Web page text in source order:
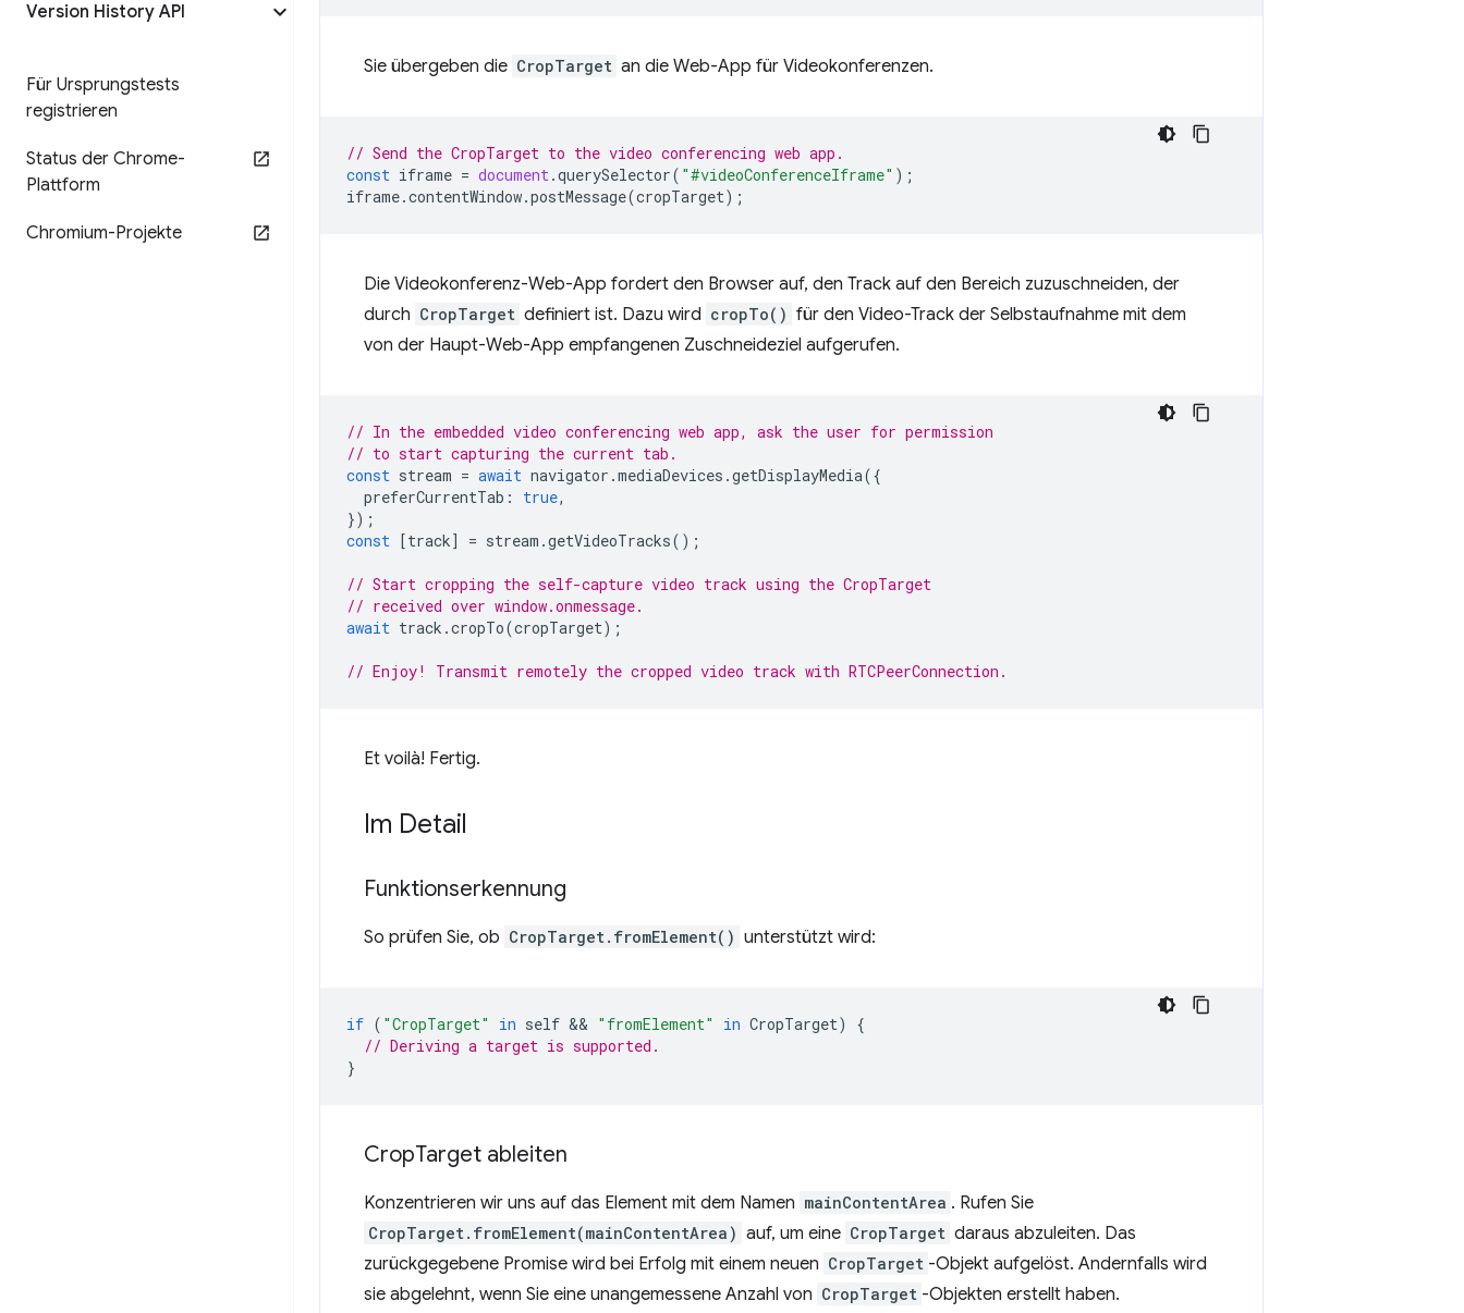
Version History API
Für Ursprungstests
registrieren
Status der Chrome-
Plattform
Chromium-Projekte
Sie übergeben die CropTarget an die Web-App für Videokonferenzen.
// Send the CropTarget to the video conferencing web app.
const iframe = document.querySelector( "#videoConferenceIframe" );
iframe.contentWindow.postMessage(cropTarget);
Die Videokonferenz-Web-App fordert den Browser auf, den Track auf den Bereich zuzuschneiden, der
durch CropTarget definiert ist. Dazu wird cropTo() für den Video-Track der Selbstaufnahme mit dem
von der Haupt-Web-App empfangenen Zuschneideziel aufgerufen.
// In the embedded video conferencing web app, ask the user for permission
// to start capturing the current tab.
const stream = await navigator .mediaDevices .getDisplayMedia({
preferCurrentTab : true,
});
const
[track] = stream .getVideoTracks();
// Start cropping the self-capture video track using the CropTarget
// received over window.onmessage.
await track .cropTo(cropTarget);
// Enjoy! Transmit remotely the cropped video track with RTCPeerConnection.
Et voilà! Fertig.
Im Detail
Funktionserkennung
So prüfen Sie, ob CropTarget.fromElement() unterstützt wird:
if ( "CropTarget" in self && "fromElement" in CropTarget)
{
// Deriving a target is supported.
}
CropTarget ableiten
Konzentrieren wir uns auf das Element mit dem Namen mainContentArea . Rufen Sie
CropTarget.fromElement(mainContentArea) auf, um eine CropTarget daraus abzuleiten. Das
zurückgegebene Promise wird bei Erfolg mit einem neuen CropTarget -Objekt aufgelöst. Andernfalls wird
sie abgelehnt, wenn Sie eine unangemessene Anzahl von CropTarget -Objekten erstellt haben.